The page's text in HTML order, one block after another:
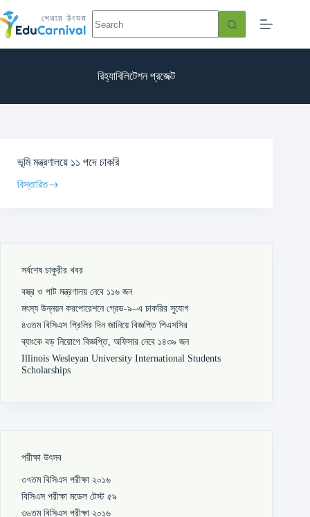
রিহ্যাবিলিটেশন প্রজেক্ট
ভূমি মন্ত্রণালয়ে ১১ পদে চাকরি
বিস্তারিত
সর্বশেষ চাকুরীর খবর
বস্ত্র ও পাট মন্ত্রণালয় নেবে ১১৬ জন
মৎস্য উন্নয়ন করপোরেশনে গ্রেড-৯–এ চাকরির সুযোগ
৪৩তম বিসিএস প্রিলির দিন জানিয়ে বিজ্ঞপ্তি পিএসসির
ব্যাংকে বড় নিয়োগে বিজ্ঞপ্তি, অফিসার নেবে ১৪৩৯ জন
Illinois Wesleyan University International Students
Scholarships
পরীক্ষা উৎসব
৩৭তম বিসিএস পরীক্ষা ২০১৬
বিসিএস পরীক্ষা মডেল টেস্ট ৫৯
৩৬তম বিসিএস পরীক্ষা ২০১৬